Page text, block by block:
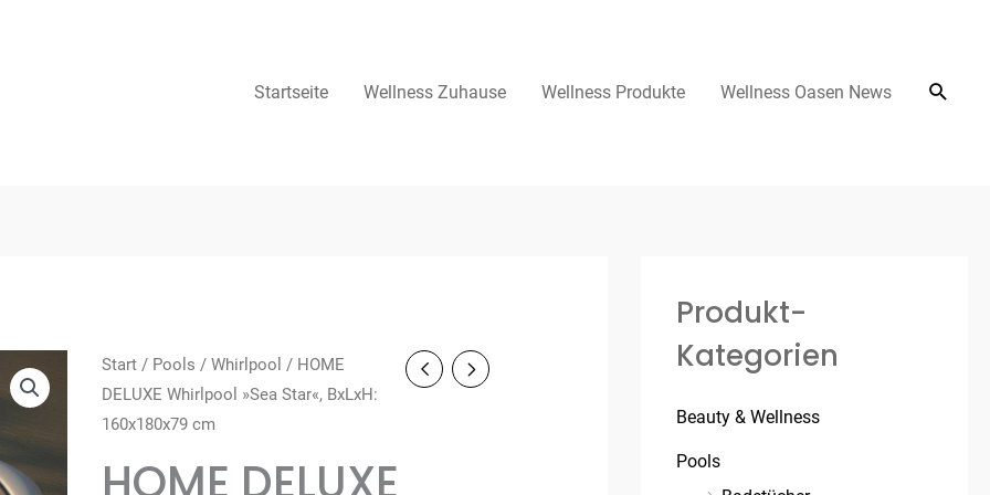
Startseite Wellness Zuhause Wellness Produkte Wellness Oasen News
Start/ Pools / Whirlpool / HOME
DELUXE Whirlpool »Sea Star«, BxLxH:
160x180x79 cm
Produkt-
Kategorien
Beauty & Wellness
Pools